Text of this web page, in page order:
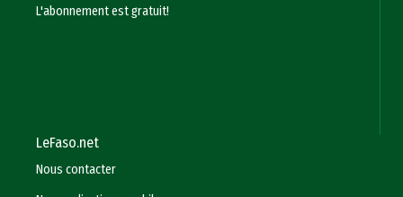
L'abonnement est gratuit!
LeFaso.net
Nous contacter